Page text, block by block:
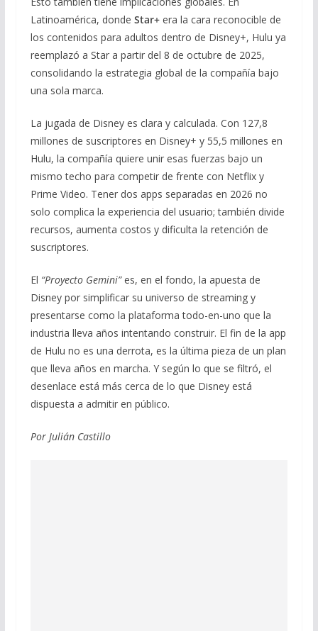
Latinoamérica, donde Star+era la cara reconocible de
los contenidos para adultos dentro de Disney+, Hulu ya
reemplazó a Star a partir del 8 de octubre de 2025,
consolidando la estrategia global de la compañía bajo
una sola marca.
La jugada de Disney es clara y calculada. Con 127,8
millones de suscriptores en Disney+ y 55,5 millones en
Hulu, la compañía quiere unir esas fuerzas bajo un
mismo techo para competir de frente con Netflix y
Prime Video. Tener dos apps separadas en 2026 no
solo complica la experiencia del usuario; también divide
recursos, aumenta costos y dificulta la retención de
suscriptores.
El “Proyecto Gemini”es, en el fondo, la apuesta de
Disney por simplificar su universo de streaming y
presentarse como la plataforma todo-en-uno que la
industria lleva años intentando construir. El fin de la app
de Hulu no es una derrota, es la última pieza de un plan
que lleva años en marcha. Y según lo que se filtró, el
desenlace está más cerca de lo que Disney está
dispuesta a admitir en público.
Por Julián Castillo